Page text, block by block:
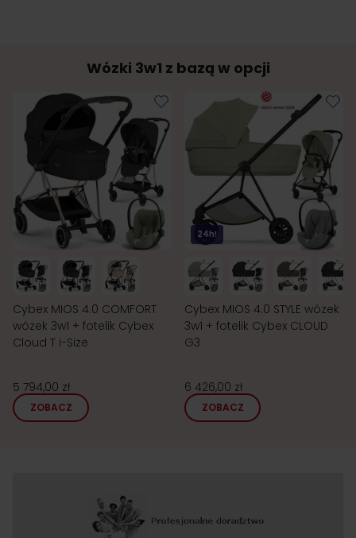
Wózki 3w1 z bazą w opcji
Cybex MIOS 4.0 COMFORT
wózek 3w1 + fotelik Cybex
Cloud T i-Size
5 794,00 zł
ZOBACZ
24h!
Cybex MIOS 4.0 STYLE wózek
3w1 + fotelik Cybex CLOUD
G3
6 426,00 zł
ZOBACZ